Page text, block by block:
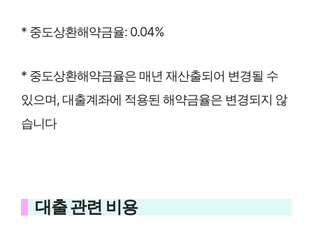
* 중도상환해약금율: 0.04%
* 중도상환해약금율은 매년 재산출되어 변경될 수
있으며, 대출계좌에 적용된 해약금율은 변경되지 않
습니다
대출 관련 비용